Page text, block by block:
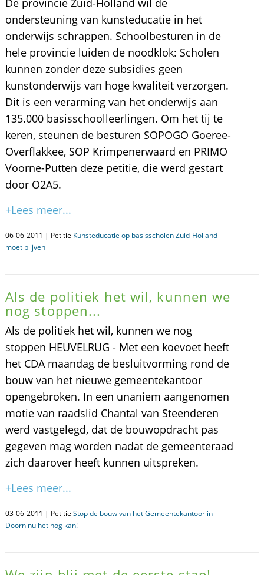
De provincie Zuid-Holland wil de
ondersteuning van kunsteducatie in het
onderwijs schrappen. Schoolbesturen in de
hele provincie luiden de noodklok: Scholen
kunnen zonder deze subsidies geen
kunstonderwijs van hoge kwaliteit verzorgen.
Dit is een verarming van het onderwijs aan
135.000 basisschoolleerlingen. Om het tij te
keren, steunen de besturen SOPOGO Goeree-
Overflakkee, SOP Krimpenerwaard en PRIMO
Voorne-Putten deze petitie, die werd gestart
door O2A5.
+Lees meer...
06-06-2011 | Petitie Kunsteducatie op basisscholen Zuid-Holland
moet blijven
Als de politiek het wil, kunnen we
nog stoppen...
Als de politiek het wil, kunnen we nog
stoppen HEUVELRUG - Met een koevoet heeft
het CDA maandag de besluitvorming rond de
bouw van het nieuwe gemeentekantoor
opengebroken. In een unaniem aangenomen
motie van raadslid Chantal van Steenderen
werd vastgelegd, dat de bouwopdracht pas
gegeven mag worden nadat de gemeenteraad
zich daarover heeft kunnen uitspreken.
+Lees meer...
03-06-2011 | Petitie Stop de bouw van het Gemeentekantoor in
Doorn nu het nog kan!